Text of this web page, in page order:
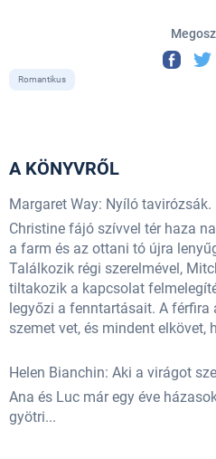
Romantikus
A KÖNYVRŐL
Margaret Way: Nyíló tavirózsák.
Christine fájó szívvel tér haza
a farm és az ottani tó újra
Találkozik régi szerelmével,
tiltakozik a kapcsolat
legyőzi a fenntartásait. A
szemet vet, és mindent elkövet,
Helen Bianchin: Aki a virágot
Ana és Luc már egy éve
gyötri...